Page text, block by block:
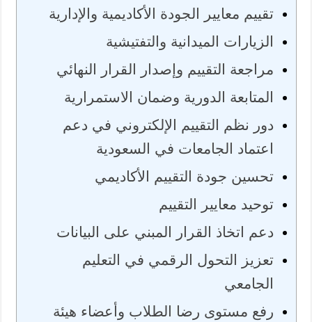
تقييم معايير الجودة الأكاديمية والإدارية
الزيارات الميدانية والتفتيشية
مراجعة التقييم وإصدار القرار النهائي
المتابعة الدورية وضمان الاستمرارية
دور نظم التقييم الإلكتروني في دعم
اعتماد الجامعات في السعودية
تحسين جودة التقييم الأكاديمي
توحيد معايير التقييم
دعم اتخاذ القرار المبني على البيانات
تعزيز التحول الرقمي في التعليم
الجامعي
رفع مستوى رضا الطلاب وأعضاء هيئة